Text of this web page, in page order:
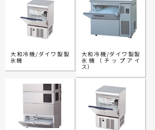
大和冷機/ダイワ製製
氷機
大和冷機/ダイワ製製
氷機（チップアイ
ス）